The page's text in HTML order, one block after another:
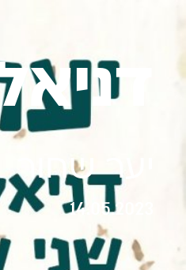
יער שחור
14.05.2023